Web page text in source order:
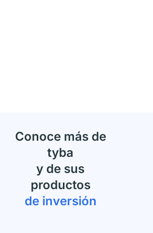
Conoce más de
tyba
y de sus
productos
de inversión